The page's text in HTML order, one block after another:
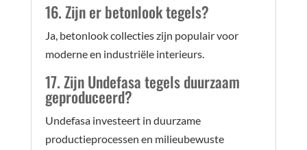
16. Zijn er betonlook tegels?
Ja, betonlook collecties zijn populair voor
moderne en industriële interieurs.
17. Zijn Undefasa tegels duurzaam
geproduceerd?
Undefasa investeert in duurzame
productieprocessen en milieubewuste